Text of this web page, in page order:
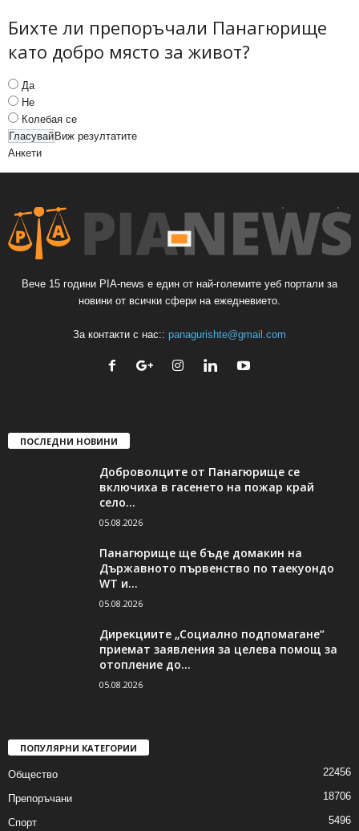
Бихте ли препоръчали Панагюрище
като добро място за живот?
Да
Не
Колебая се
Виж резултатите
Анкети
Вече 15 години PIA-news е един от най-големите уеб портали за
новини от всички сфери на ежедневието.
За контакти с нас:: panagurishte@gmail.com
ПОСЛЕДНИ НОВИНИ
Доброволците от Панагюрище се
включиха в гасенето на пожар край
село...
05.08.2026
Панагюрище ще бъде домакин на
Държавното първенство по таекуондо
WT и...
05.08.2026
Дирекциите „Социално подпомагане“
приемат заявления за целева помощ за
отопление до...
05.08.2026
ПОПУЛЯРНИ КАТЕГОРИИ
Общество 22456
Препоръчани 18706
Спорт 5496